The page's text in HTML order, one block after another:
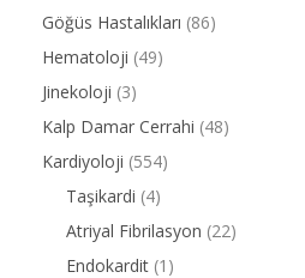
Göğüs Hastalıkları (86)
Hematoloji (49)
Jinekoloji (3)
Kalp Damar Cerrahi (48)
Kardiyoloji (554)
Taşikardi (4)
Atriyal Fibrilasyon (22)
Endokardit (1)